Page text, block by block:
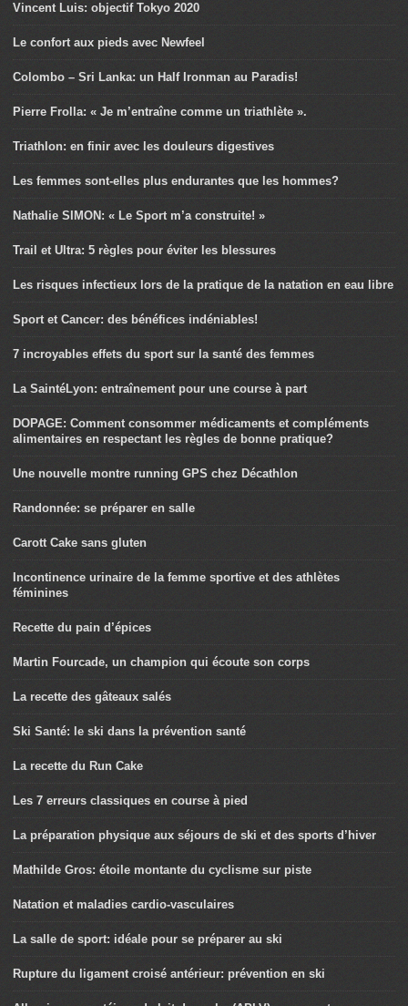
Vincent Luis: objectif Tokyo 2020
Le confort aux pieds avec Newfeel
Colombo – Sri Lanka: un Half Ironman au Paradis!
Pierre Frolla: « Je m’entraîne comme un triathlète ».
Triathlon: en finir avec les douleurs digestives
Les femmes sont-elles plus endurantes que les hommes?
Nathalie SIMON: « Le Sport m’a construite! »
Trail et Ultra: 5 règles pour éviter les blessures
Les risques infectieux lors de la pratique de la natation en eau libre
Sport et Cancer: des bénéfices indéniables!
7 incroyables effets du sport sur la santé des femmes
La SaintéLyon: entraînement pour une course à part
DOPAGE: Comment consommer médicaments et compléments
alimentaires en respectant les règles de bonne pratique?
Une nouvelle montre running GPS chez Décathlon
Randonnée: se préparer en salle
Carott Cake sans gluten
Incontinence urinaire de la femme sportive et des athlètes
féminines
Recette du pain d’épices
Martin Fourcade, un champion qui écoute son corps
La recette des gâteaux salés
Ski Santé: le ski dans la prévention santé
La recette du Run Cake
Les 7 erreurs classiques en course à pied
La préparation physique aux séjours de ski et des sports d’hiver
Mathilde Gros: étoile montante du cyclisme sur piste
Natation et maladies cardio-vasculaires
La salle de sport: idéale pour se préparer au ski
Rupture du ligament croisé antérieur: prévention en ski